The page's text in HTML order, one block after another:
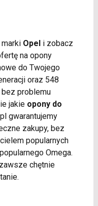
Opeli zobacz
na opony
do Twojego
oraz 548
problemu
jakie opony do
gwarantujemy
zakupy, bez
popularnych
Omega.
chętnie